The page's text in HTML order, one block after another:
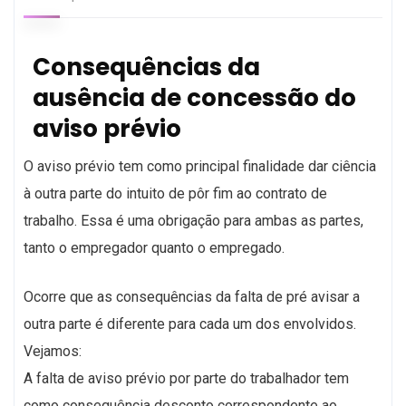
Consequências da
ausência de concessão do
aviso prévio
O aviso prévio tem como principal finalidade dar ciência
à outra parte do intuito de pôr fim ao contrato de
trabalho. Essa é uma obrigação para ambas as partes,
tanto o empregador quanto o empregado.
Ocorre que as consequências da falta de pré avisar a
outra parte é diferente para cada um dos envolvidos.
Vejamos:
A falta de aviso prévio por parte do trabalhador tem